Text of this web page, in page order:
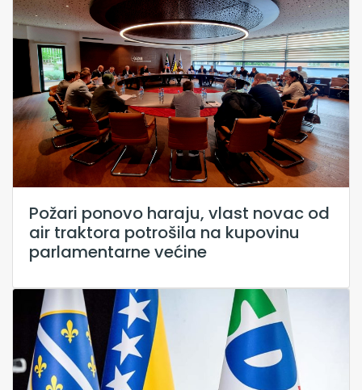
Požari ponovo haraju, vlast novac od
air traktora potrošila na kupovinu
parlamentarne većine